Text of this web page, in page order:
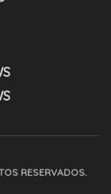
RESERVADOS.